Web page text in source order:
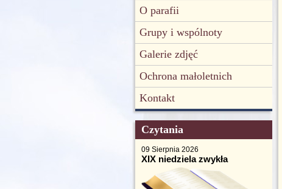
O parafii
Grupy i wspólnoty
Galerie zdjęć
Ochrona małoletnich
Kontakt
Czytania
09 Sierpnia 2026
XIX niedziela zwykła